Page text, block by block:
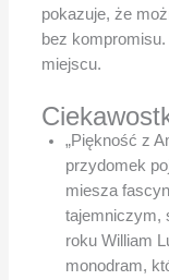
pokazuje, że
bez
miejscu.
„Piękność z
przydomek
miesza
tajemniczym,
roku William
monodram,